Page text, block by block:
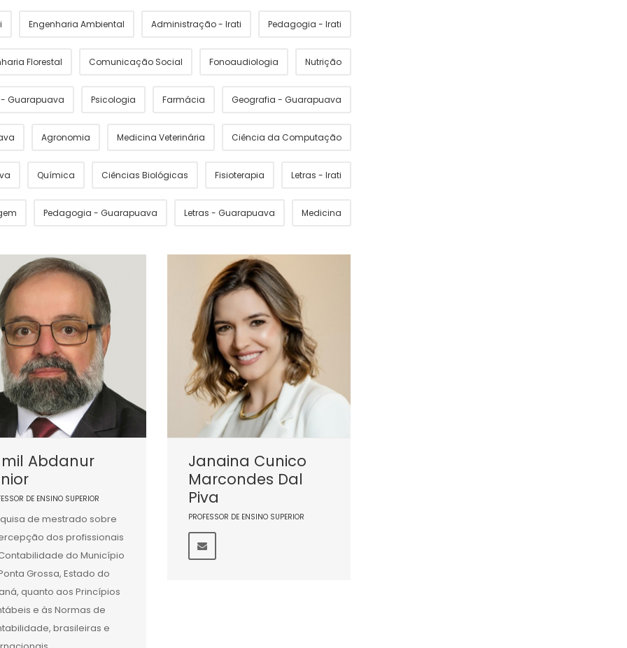
Engenharia Ambiental Administração - Irati Pedagogia - Irati
Florestal Comunicação Social Fonoaudiologia Nutrição
Guarapuava Psicologia Farmácia Geografia - Guarapuava
Agronomia Medicina Veterinária Ciência da Computação
Química Ciências Biológicas Fisioterapia Letras - Irati
Pedagogia - Guarapuava Letras - Guarapuava Medicina
Abdanur
DE ENSINO SUPERIOR
de mestrado sobre
dos profissionais
do Município
Grossa, Estado do
quanto aos Princípios
e às Normas de
brasileiras e
Janaina Cunico
Marcondes Dal
Piva
PROFESSOR DE ENSINO SUPERIOR